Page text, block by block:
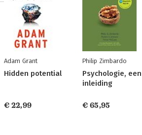
Adam Grant
Hidden potential
€ 22,99
Philip Zimbardo
Psychologie, een
inleiding
€ 65,95